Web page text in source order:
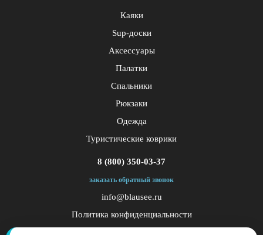
Каяки
Sup-доски
Аксессуары
Палатки
Спальники
Рюкзаки
Одежда
Туристические коврики
8 (800) 350-03-37
заказать обратный звонок
info@blausee.ru
Политика конфиденциальности